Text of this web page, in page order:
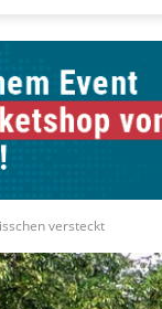
versteckt